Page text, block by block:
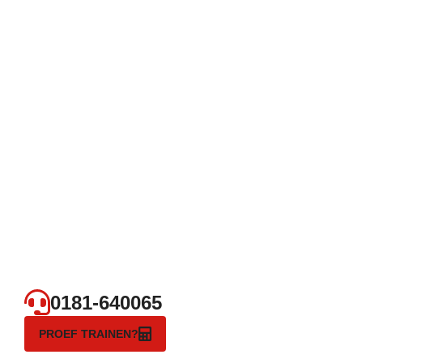
0181-640065
PROEF TRAINEN?